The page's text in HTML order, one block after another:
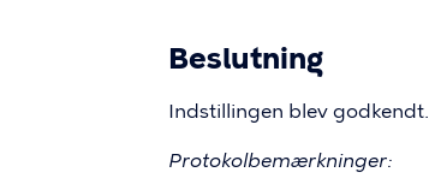
Beslutning
Indstillingen blev godkendt.
Protokolbemærkninger: